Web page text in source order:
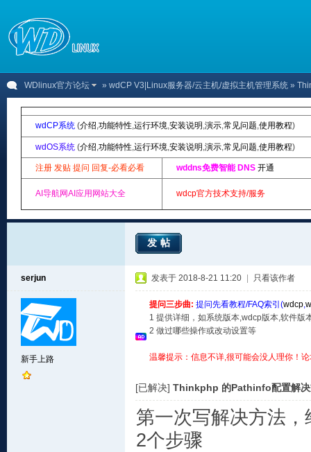
WDlinux官方论坛 » wdCP V3|Linux服务器/云主机/虚拟主机管理系统 »
wdCP系统 (介绍,功能特性,运行环境,安装说明 ,演示,常见问题,使用教程)
wdOS系统 (介绍,功能特性,运行环境,安装说明 ,演示,常见问题,使用教程)
注册 发贴 提问 回复-必看必看 wddns免费智能 DNS 开通
AI导航网AI应用网站大全 wdcp官方技术支持/服务
发帖
serjun
新手上路
发表于 2018-8-21 11:20 只看该作者
提问三步曲: 提问先看教程/FAQ索引(wdcp,
1 提供详细，如系统版本,wdcp版本,软件版
2 做过哪些操作或改动设置等
温馨提示：信息不详,很可能会没人理你！
[已解决] Thinkphp 的Pathinfo配置解决
第一次写解决方法
2个步骤